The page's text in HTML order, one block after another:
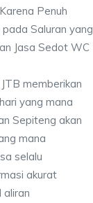
Penuh
Saluran yang
Jasa Sedot WC
memberikan
yang mana
Sepiteng akan
mana
selalu
akurat
aliran